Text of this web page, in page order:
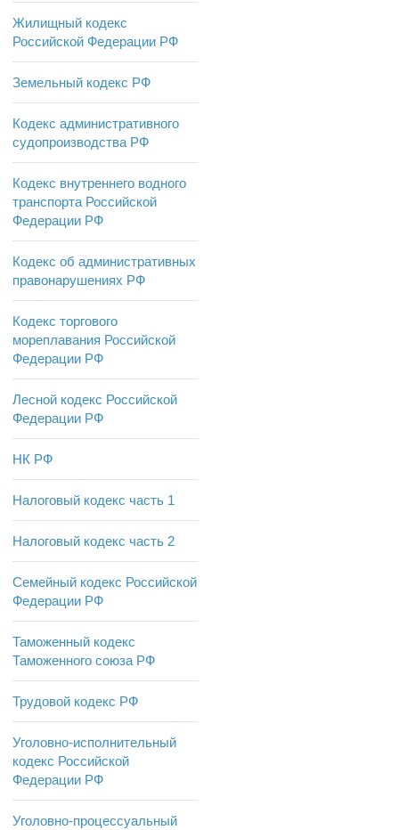
Жилищный кодекс
Российской Федерации РФ
Земельный кодекс РФ
Кодекс административного
судопроизводства РФ
Кодекс внутреннего водного
транспорта Российской
Федерации РФ
Кодекс об административных
правонарушениях РФ
Кодекс торгового
мореплавания Российской
Федерации РФ
Лесной кодекс Российской
Федерации РФ
НК РФ
Налоговый кодекс часть 1
Налоговый кодекс часть 2
Семейный кодекс Российской
Федерации РФ
Таможенный кодекс
Таможенного союза РФ
Трудовой кодекс РФ
Уголовно-исполнительный
кодекс Российской
Федерации РФ
Уголовно-процессуальный